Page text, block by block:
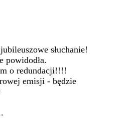
słuchanie!
powidodła.
o redundacji!!!!
emisji - będzie